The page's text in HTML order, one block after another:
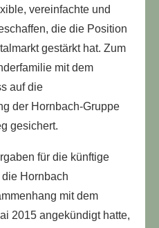
vereinfachte und
die die Position
gestärkt hat. Zum
mit dem
auf die
der Hornbach-Gruppe
gesichert.
für die künftige
Hornbach
mit dem
2015 angekündigt hatte,